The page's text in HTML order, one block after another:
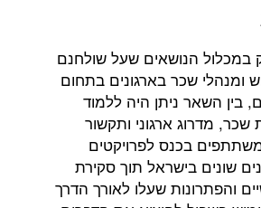
שעל שולחנם
בארגונים בתחום
היה ללמוד
ארגוני ותקשור
לפרויקטים
תוך סקירת
שעלו לאורך הדרך